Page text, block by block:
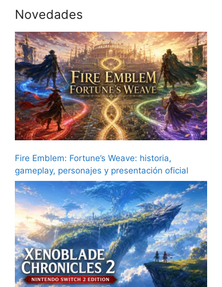
Novedades
Fire Emblem: Fortune’s Weave: historia,
gameplay, personajes y presentación oficial